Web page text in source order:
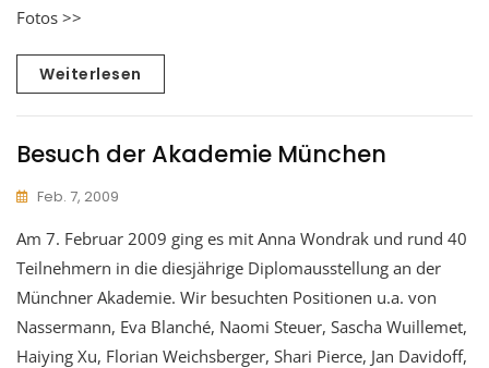
Fotos >>
Weiterlesen
Besuch der Akademie München
Feb. 7, 2009
Am 7. Februar 2009 ging es mit Anna Wondrak und rund 40
Teilnehmern in die diesjährige Diplomausstellung an der
Münchner Akademie. Wir besuchten Positionen u.a. von
Nassermann, Eva Blanché, Naomi Steuer, Sascha Wuillemet,
Haiying Xu, Florian Weichsberger, Shari Pierce, Jan Davidoff,